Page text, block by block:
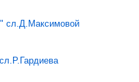
сл.Д.Максимовой